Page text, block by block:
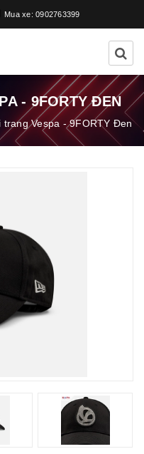
Mua xe: 0902763399
- 9FORTY ĐEN
trang Vespa - 9FORTY Đen